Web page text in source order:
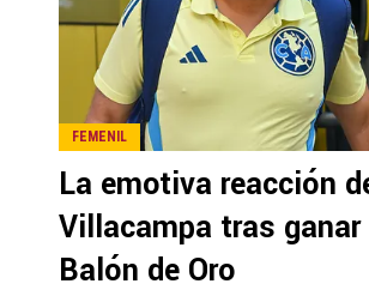
FEMENIL
La emotiva reacción
Villacampa tras ganar
Balón de Oro